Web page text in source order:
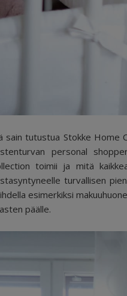
sain tutustua Stokke Home
personal
toimii ja mitä
turvallisen
esimerkiksi
päälle.